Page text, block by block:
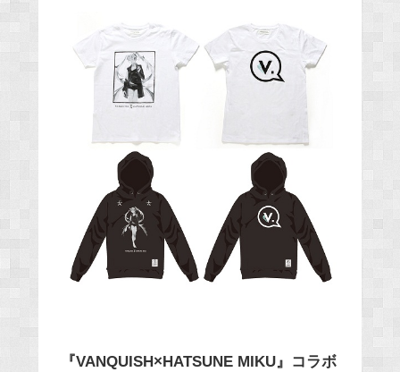
『VANQUISH×HATSUNE MIKU』コラボ